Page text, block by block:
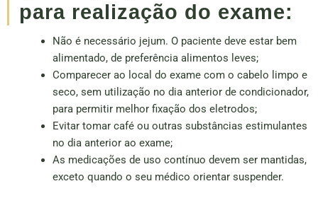
para realização do exame:
Não é necessário jejum. O paciente deve estar bem
alimentado, de preferência alimentos leves;
Comparecer ao local do exame com o cabelo limpo e
seco, sem utilização no dia anterior de condicionador,
para permitir melhor fixação dos eletrodos;
Evitar tomar café ou outras substâncias estimulantes
no dia anterior ao exame;
As medicações de uso contínuo devem ser mantidas,
exceto quando o seu médico orientar suspender.